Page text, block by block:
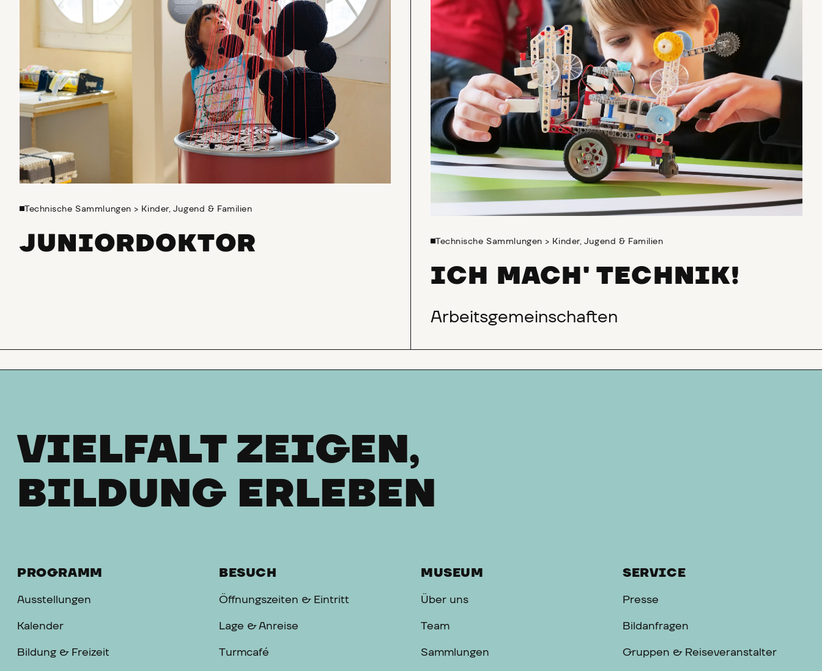
Technische Sammlungen > Kinder, Jugend & Familien
JUNIORDOKTOR Technische Sammlungen > Kinder, Jugend & Familien
ICH MACH' TECHNIK!
Arbeitsgemeinschaften
VIELFALT ZEIGEN,
BILDUNG ERLEBEN
PROGRAMM
Ausstellungen
Kalender
Bildung & Freizeit
BESUCH
Öffnungszeiten & Eintritt
Lage & Anreise
Turmcafé
MUSEUM
Über uns
Team
Sammlungen
SERVICE
Presse
Bildanfragen
Gruppen & Reiseveranstalter